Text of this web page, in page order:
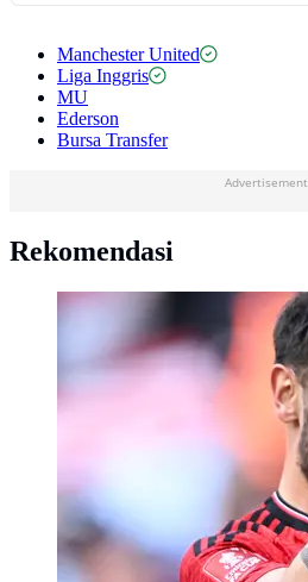
Manchester United
Liga Inggris
MU
Ederson
Bursa Transfer
Advertisement
Rekomendasi